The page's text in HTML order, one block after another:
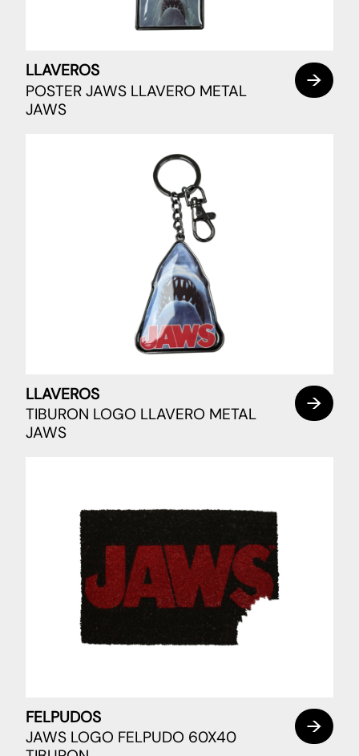
LLAVEROS
POSTER JAWS LLAVERO METAL
JAWS
LLAVEROS
TIBURON LOGO LLAVERO METAL
JAWS
FELPUDOS
JAWS LOGO FELPUDO 60X40